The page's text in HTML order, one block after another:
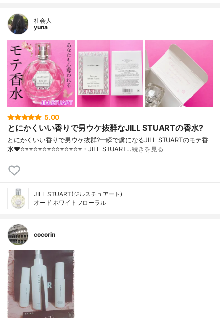
社会人
yuna
5.00
とにかくいい香りで男ウケ抜群なJILL STUARTの香水?
とにかくいい香りで男ウケ抜群?一瞬で虜になるJILL STUARTのモテ香
水❤️⭐️⭐️⭐️⭐️⭐️⭐️⭐️⭐️⭐️⭐️⭐️⭐️⭐️⭐️・JILL STUART…続きを見る
JILL STUART(ジルスチュアート)
オード ホワイトフローラル
cocorin